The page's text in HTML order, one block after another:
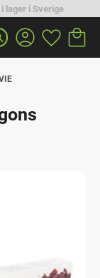
lager i Sverige